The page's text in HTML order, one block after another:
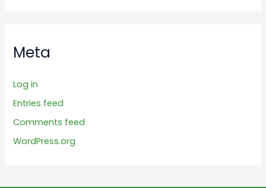
Meta
Log in
Entries feed
Comments feed
WordPress.org